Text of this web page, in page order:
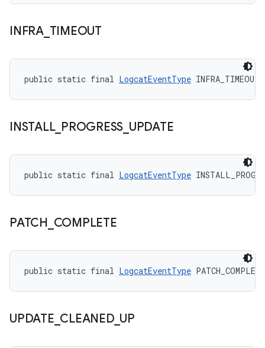
INFRA_ TIMEOUT
public static final LogcatEventType INFRA_TIMEOUT
INSTALL_ PROGRESS UPDATE
public static final LogcatEventType
PATCH COMPLETE
public static final LogcatEventType PATCH_COMPLETE
UPDATE CLEANED_ UP